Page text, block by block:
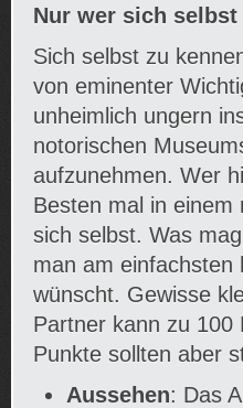
Nur wer sich
Sich selbst zu
von eminenter
unheimlich ungern
notorischen
aufzunehmen. Wer
Besten mal in
sich selbst. Was
man am einfachsten
wünscht. Gewisse
Partner kann zu 100
Punkte sollten aber
Aussehen: Das